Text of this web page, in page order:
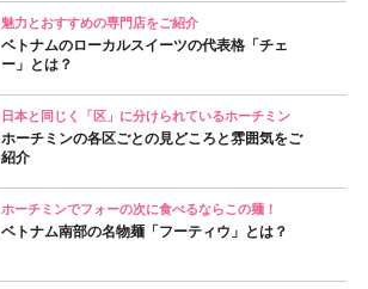
魅力とおすすめの専門店をご紹介
ベトナムのローカルスイーツの代表格「チェ
ー」とは？
日本と同じく「区」に分けられているホーチミン
ホーチミンの各区ごとの見どころと雰囲気をご
紹介
ホーチミンでフォーの次に食べるならこの麺！
ベトナム南部の名物麺「フーティウ」とは？